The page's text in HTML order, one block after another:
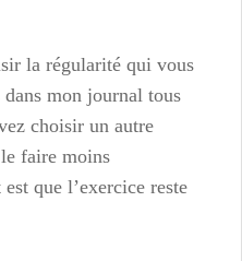
la régularité qui vous
mon journal tous
choisir un autre
faire moins
que l’exercice reste